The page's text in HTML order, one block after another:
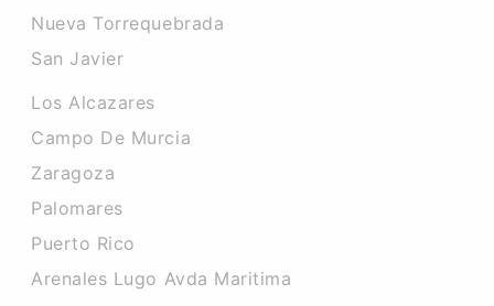
Nueva Torrequebrada
San Javier
Los Alcazares
Campo De Murcia
Zaragoza
Palomares
Puerto Rico
Arenales Lugo Avda Maritima